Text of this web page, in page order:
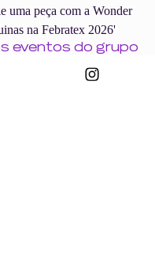
uma peça com a Wonder
na Febratex 2026'
eventos do grupo